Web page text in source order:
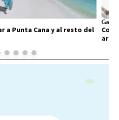
a Punta Cana y al resto del